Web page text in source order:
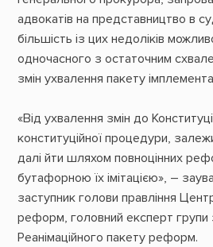
адвокатів на представництво в
більшість із цих недоліків
одночасного з остаточним
змін ухвалення пакету
«Від ухвалення змін до
конституційної процедури,
далі йти шляхом повноцінних
бутафорною їх імітацією», –
заступник голови правління
реформ, головний експерт
Реанімаційного пакету реформ.